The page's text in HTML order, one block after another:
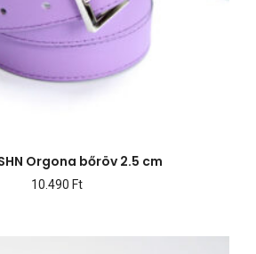
Orgona bőröv 2.5 cm
10.490 Ft